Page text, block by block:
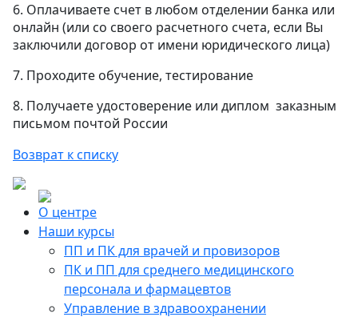
6. Оплачиваете счет в любом отделении банка или
онлайн (или со своего расчетного счета, если Вы
заключили договор от имени юридического лица)
7. Проходите обучение, тестирование
8. Получаете удостоверение или диплом заказным
письмом почтой России
Возврат к списку
О центре
Наши курсы
ПП и ПК для врачей и провизоров
ПК и ПП для среднего медицинского
персонала и фармацевтов
Управление в здравоохранении